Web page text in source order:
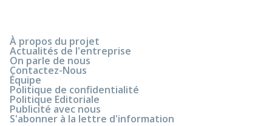
À propos du projet
Actualités de l'entreprise
On parle de nous
Contactez-Nous
Équipe
Politique de confidentialité
Politique Editoriale
Publicité avec nous
S'abonner à la lettre d'information